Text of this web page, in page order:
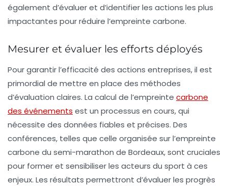
également d’évaluer et d’identifier les actions les plus
impactantes pour réduire l’empreinte carbone.
Mesurer et évaluer les efforts déployés
Pour garantir l’efficacité des actions entreprises, il est
primordial de mettre en place des méthodes
d’évaluation claires. La calcul de l’empreinte carbone
des événements est un processus en cours, qui
nécessite des données fiables et précises. Des
conférences, telles que celle organisée sur l’empreinte
carbone du semi-marathon de Bordeaux, sont cruciales
pour former et sensibiliser les acteurs du sport à ces
enjeux. Les résultats permettront d’évaluer les progrès